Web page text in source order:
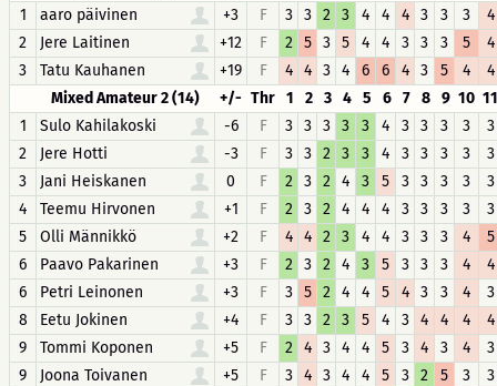
1
aaro päivinen +3 F 3 3 2 3 4 4 4 3 3 3
4
2
Jere Laitinen +12 F 2 5 3 5 4 4 3 3 3 5
4
3
Tatu Kauhanen +19 F 4 4 3 4 6 6 4 3 5 4
4
Mixed Amateur 2 (14)
+/- Thr 1 2 3 4 5 6 7 8 9 10 11
1
Sulo Kahilakoski -6 F 3 3 3 3 3 4 3 3 3 3
3
2
Jere Hotti -3 F 3 3 2 3 3 4 3 3 3 3
3
3
Jani Heiskanen 0 F 2 3 2 4 3 5 3 3 3 3
3
4
Teemu Hirvonen +1 F 2 3 2 4 4 4 3 3 3 3
3
5
Olli Männikkö +2 F 4 4 2 3 4 4 3 3 3 4
5
6
Paavo Pakarinen +3 F 2 3 2 4 3 5 3 3 3 4
4
6
Petri Leinonen +3 F 3 5 2 4 4 5 4 3 3 4
3
8
Eetu Jokinen +4 F 3 3 2 3 5 4 3 4 4 4
4
9
Tommi Koponen +5 F 2 4 3 4 4 5 3 4 3 4
3
9
Joona Toivanen +5 F 3 4 3 4 4 5 3 2 5 3
3